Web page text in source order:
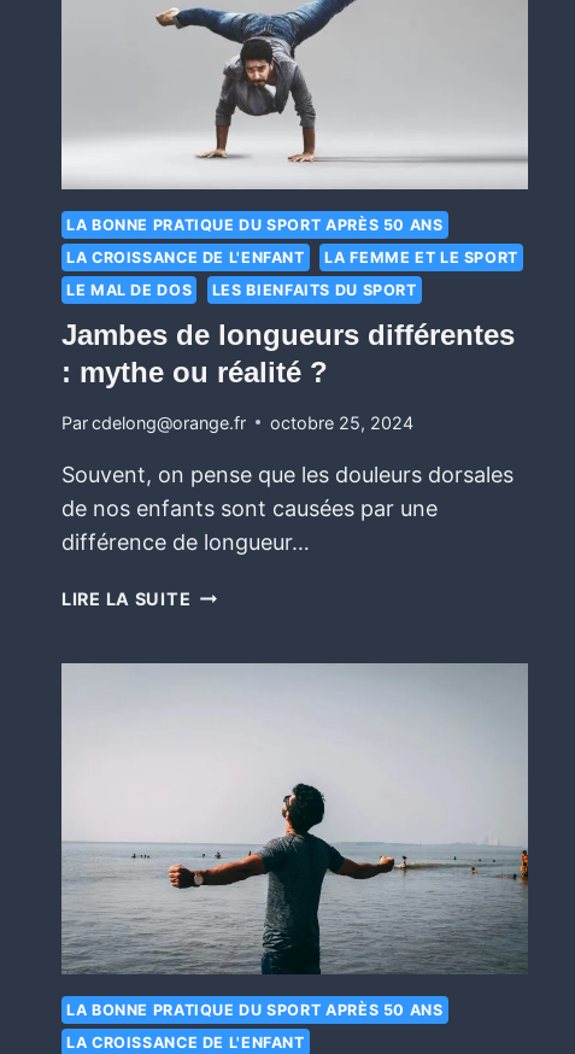
LA BONNE PRATIQUE DU SPORT APRÈS 50 ANS
LA CROISSANCE DE L'ENFANT
LA FEMME ET LE SPORT
LE MAL DE DOS
LES BIENFAITS DU SPORT
Jambes de longueurs différentes
: mythe ou réalité ?
Parcdelong@orange.fr octobre 25, 2024
Souvent, on pense que les douleurs dorsales
de nos enfants sont causées par une
différence de longueur…
LIRE LA SUITE
LA BONNE PRATIQUE DU SPORT APRÈS 50 ANS
LA CROISSANCE DE L'ENFANT